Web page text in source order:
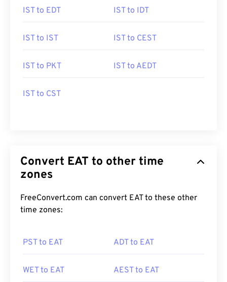
IST to EDT IST to IDT
IST to IST IST to CEST
IST to PKT IST to AEDT
IST to CST
Convert EAT to other time
zones
FreeConvert.com can convert EAT to these other
time zones:
PST to EAT ADT to EAT
WET to EAT AEST to EAT